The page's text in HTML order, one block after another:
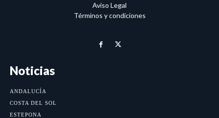
Aviso Legal
Términos y condiciones
Noticias
ANDALUCÍA
COSTA DEL SOL
ESTEPONA